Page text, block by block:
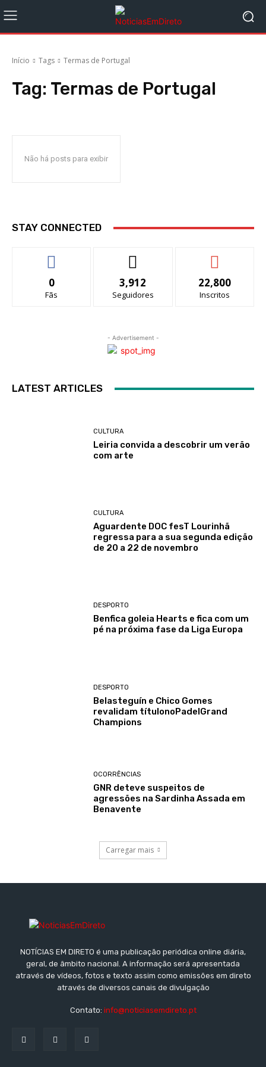
Início Tags Termas de Portugal
Tag: Termas de Portugal
Não há posts para exibir
STAY CONNECTED
0
Fãs
3,912
Seguidores
22,800
Inscritos
- Advertisement -
LATEST ARTICLES
CULTURA
Leiria convida a descobrir um verão
com arte
CULTURA
Aguardente DOC fesT Lourinhã
regressa para a sua segunda edição
de 20 a 22 de novembro
DESPORTO
Benfica goleia Hearts e fica com um
pé na próxima fase da Liga Europa
DESPORTO
Belasteguín e Chico Gomes
revalidam títulonoPadelGrand
Champions
OCORRÊNCIAS
GNR deteve suspeitos de
agressões na Sardinha Assada em
Benavente
Carregar mais
NOTÍCIAS EM DIRETO é uma publicação periódica online diária,
geral, de âmbito nacional. A informação será apresentada
através de vídeos, fotos e texto assim como emissões em direto
através de diversos canais de divulgação
Contato: info@noticiasemdireto.pt